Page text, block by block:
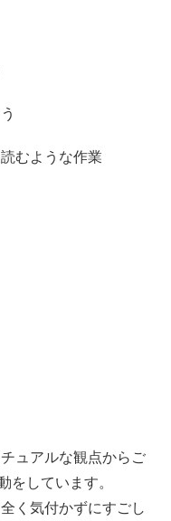
むような作業
ュアルな観点からご
をしています。
く気付かずにすごし